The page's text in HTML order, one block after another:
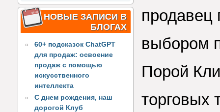
НОВЫЕ ЗАПИСИ В
БЛОГАХ
60+ подсказок ChatGPT
для продаж: освоение
продаж с помощью
искусственного
интеллекта
С днем рождения, наш
дорогой Клуб
продавец
выбором
Порой
торговых